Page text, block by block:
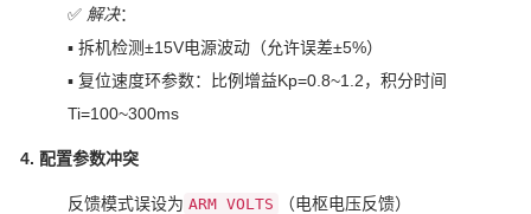
✅ 解决：
▪ 拆机检测±15V电源波动（允许误差±5%）
▪ 复位速度环参数：比例增益Kp=0.8~1.2，积分时间
Ti=100~300ms
4. 配置参数冲突
反馈模式误设为 ARM VOLTS （电枢电压反馈）